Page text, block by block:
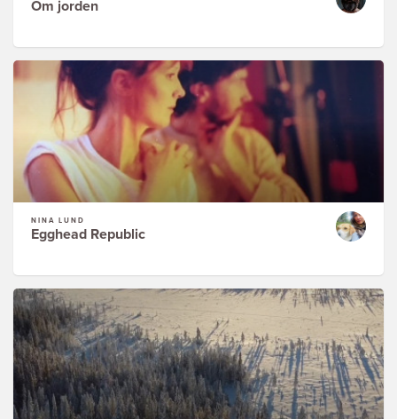
Om jorden
NINA LUND
Egghead Republic